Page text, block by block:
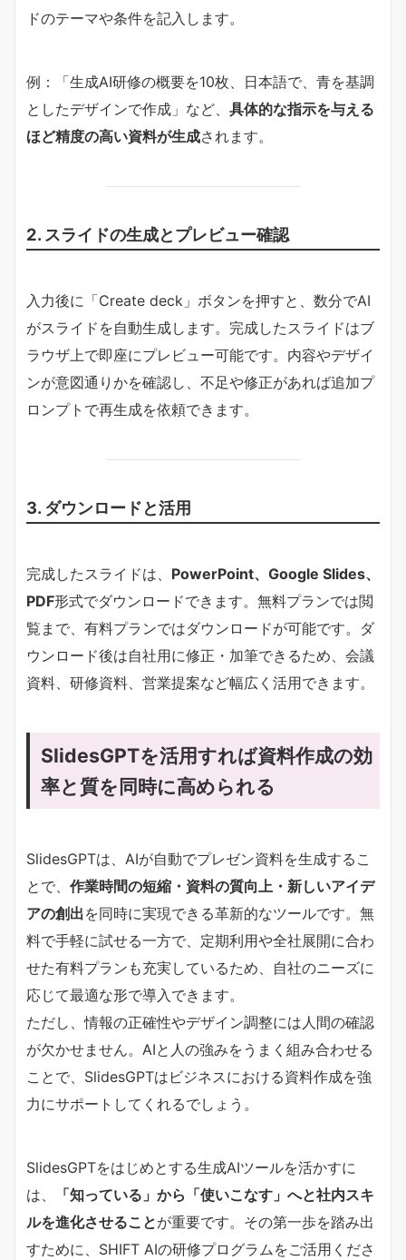
ドのテーマや条件を記入します。
例：「生成AI研修の概要を10枚、日本語で、青を基調
としたデザインで作成」など、 具体的な指示を与える
ほど精度の高い資料が生成されます。
2. スライドの生成とプレビュー確認
入力後に「Create deck」ボタンを押すと、数分でAI
がスライドを自動生成します。完成したスライドはブ
ラウザ上で即座にプレビュー可能です。内容やデザイ
ンが意図通りかを確認し、不足や修正があれば追加プ
ロンプトで再生成を依頼できます。
3. ダウンロードと活用
完成したスライドは、 PowerPoint、Google Slides、
PDF形式でダウンロードできます。無料プランでは閲
覧まで、有料プランではダウンロードが可能です。ダ
ウンロード後は自社用に修正・加筆できるため、会議
資料、研修資料、営業提案など幅広く活用できます。
SlidesGPTを活用すれば資料作成の効
率と質を同時に高められる
SlidesGPTは、AIが自動でプレゼン資料を生成するこ
とで、 作業時間の短縮・資料の質向上・新しいアイデ
アの創出を同時に実現できる革新的なツールです。無
料で手軽に試せる一方で、定期利用や全社展開に合わ
せた有料プランも充実しているため、自社のニーズに
応じて最適な形で導入できます。
ただし、情報の正確性やデザイン調整には人間の確認
が欠かせません。AIと人の強みをうまく組み合わせる
ことで、SlidesGPTはビジネスにおける資料作成を強
力にサポートしてくれるでしょう。
SlidesGPTをはじめとする生成AIツールを活かすに
は、
「知っている」から「使いこなす」へと社内スキ
ルを進化させることが重要です。その第一歩を踏み出
すために、SHIFT AIの研修プログラムをご活用くださ